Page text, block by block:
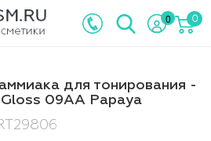
0 0
для тонирования -
Gloss 09AA Papaya